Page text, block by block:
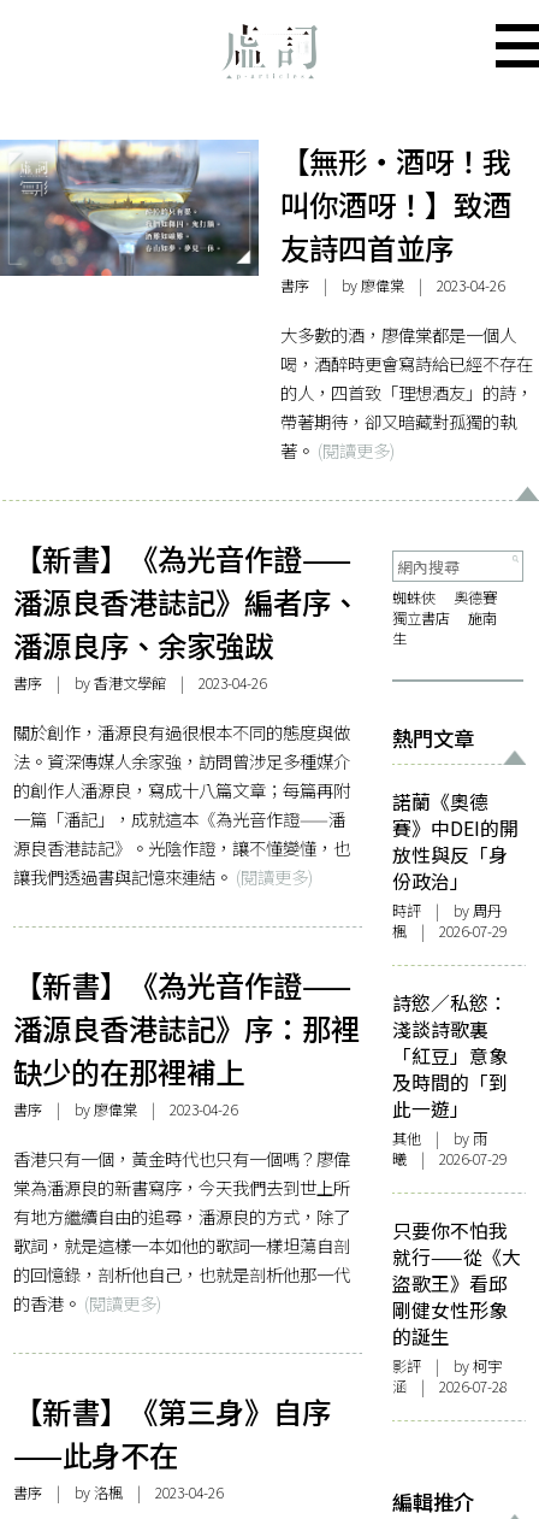
【無形・酒呀！我
叫你酒呀！】致酒
友詩四首並序
書序| by廖偉棠| 2023-04-26
大多數的酒，廖偉棠都是一個人
喝，酒醉時更會寫詩給已經不存在
的人，四首致「理想酒友」的詩，
帶著期待，卻又暗藏對孤獨的執
著。 (閱讀更多)
【新書】《為光音作證——
潘源良香港誌記》編者序、
潘源良序、余家強跋
書序 | by 香港文學館 | 2023-04-26
關於創作，潘源良有過很根本不同的態度與做
法。資深傳媒人余家強，訪問曾涉足多種媒介
的創作人潘源良，寫成十八篇文章；每篇再附
一篇「潘記」，成就這本《為光音作證——潘
源良香港誌記》。光陰作證，讓不懂變懂，也
讓我們透過書與記憶來連結。 (閱讀更多)
【新書】《為光音作證——
潘源良香港誌記》序：那裡
缺少的在那裡補上
書序 | by廖偉棠 | 2023-04-26
香港只有一個，黃金時代也只有一個嗎？廖偉
棠為潘源良的新書寫序，今天我們去到世上所
有地方繼續自由的追尋，潘源良的方式，除了
歌詞，就是這樣一本如他的歌詞一樣坦蕩自剖
的回憶錄，剖析他自己，也就是剖析他那一代
的香港。 (閱讀更多)
【新書】《第三身》自序
——此身不在
書序 | by洛楓 | 2023-04-26
蜘蛛俠
奧德賽
獨立書店
施南
生
熱門文章
諾蘭《奧德
賽》中DEI的開
放性與反「身
份政治」
時評 | by周丹
楓 | 2026-07-29
詩慾／私慾：
淺談詩歌裏
「紅豆」意象
及時間的「到
此一遊」
其他 | by 雨
曦 | 2026-07-29
只要你不怕我
就行——從《大
盜歌王》看邱
剛健女性形象
的誕生
影評 | by 柯宇
涵 | 2026-07-28
編輯推介